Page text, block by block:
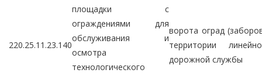
220.25.11.23.140
площадки с
ограждениями для
обслуживания и
осмотра
технологического
ворота оград
территории
дорожной службы